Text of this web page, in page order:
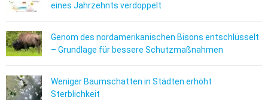
eines Jahrzehnts verdoppelt
Genom des nordamerikanischen Bisons entschlüsselt
– Grundlage für bessere Schutzmaßnahmen
Weniger Baumschatten in Städten erhöht
Sterblichkeit